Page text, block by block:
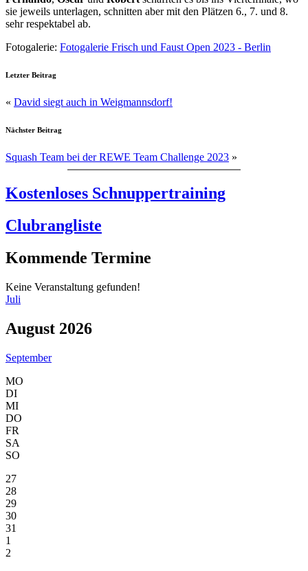
sie jeweils unterlagen, schnitten aber mit den Plätzen 6., 7. und 8.
sehr respektabel ab.
Fotogalerie: Fotogalerie Frisch und Faust Open 2023 - Berlin
Letzter Beitrag
« David siegt auch in Weigmannsdorf!
Nächster Beitrag
Squash Team bei der REWE Team Challenge 2023 »
Kostenloses Schnuppertraining
Clubrangliste
Kommende Termine
Keine Veranstaltung gefunden!
Juli
August 2026
September
MO
DI
MI
DO
FR
SA
SO
27
28
29
30
31
1
2